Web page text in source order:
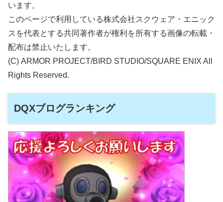
います。
このページで利用している株式会社スクウェア・エニック
スを代表とする共同著作者が権利を所有する画像の転載・
配布は禁止いたします。
(C) ARMOR PROJECT/BIRD STUDIO/SQUARE ENIX All
Rights Reserved.
DQXブログランキング